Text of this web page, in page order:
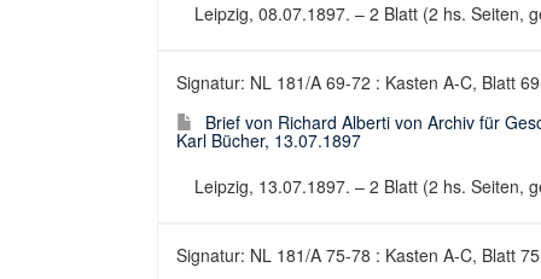
Leipzig, 08.07.1897. – 2 Blatt (2 hs. Seiten,
Signatur: NL 181/A 69-72 : Kasten A-C, Blatt
Brief von Richard Alberti von Archiv für
Karl Bücher, 13.07.1897
Leipzig, 13.07.1897. – 2 Blatt (2 hs. Seiten,
Signatur: NL 181/A 75-78 : Kasten A-C, Blatt